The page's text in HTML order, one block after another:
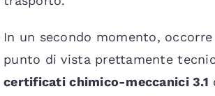
In un secondo momento,
punto di vista prettamente
certificati chimico-meccanici 3.1